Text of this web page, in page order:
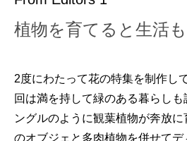
植物を育てると生活も
2度にわたって花の特集を制作し
回は満を持して緑のある暮らし
ングルのように観葉植物が奔放に
のオブジェと多肉植物を併せて